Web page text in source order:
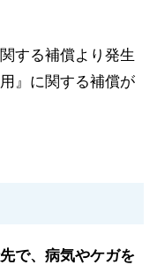
する補償より発生
』に関する補償が
で、病気やケガを